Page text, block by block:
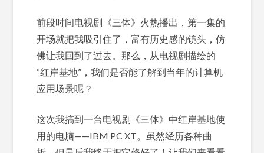
前段时间电视剧《三体》火热播出，第一集的
开场就把我吸引住了，富有历史感的镜头，仿
佛让我回到了过去。那么，从电视剧描绘的
“红岸基地”，我们是否能了解到当年的计算机
应用场景呢？
这次我搞到一台电视剧《三体》中红岸基地使
用的电脑——IBM PC XT。虽然经历各种曲